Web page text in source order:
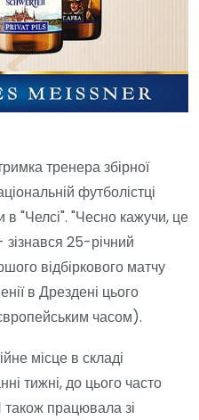
тренера збірної
футболістці
"Челсі". "Чесно кажучи, це
25-річний
відбіркового матчу
в Дрездені цього
часом).
місце в складі
тижні, до цього часто
працювала зі